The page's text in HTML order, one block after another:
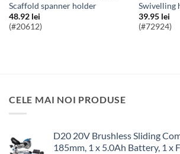
scaffold spanner holder
48.92 lei
(#20612)
swivelling
39.95 lei
(#72924)
CELE MAI NOI PRODUSE
D20 20V Brushless Sliding
185mm, 1 x 5.0Ah Battery, 1 x